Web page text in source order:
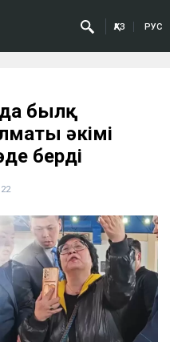
ҚАЗ РУС
былқ
әкімі
берді